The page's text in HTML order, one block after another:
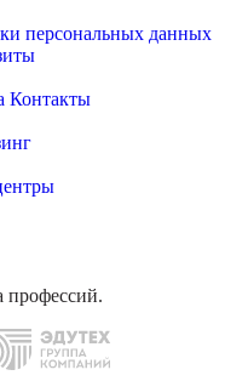
персональных данных
Контакты
профессий.